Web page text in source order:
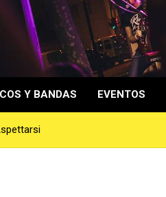
Y BANDAS EVENTOS